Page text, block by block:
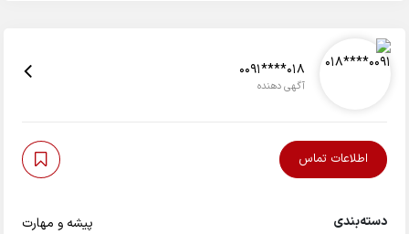
0091****018
آگهی دهنده
اطلاعات تماس
دسته‌بندی پیشه و مهارت